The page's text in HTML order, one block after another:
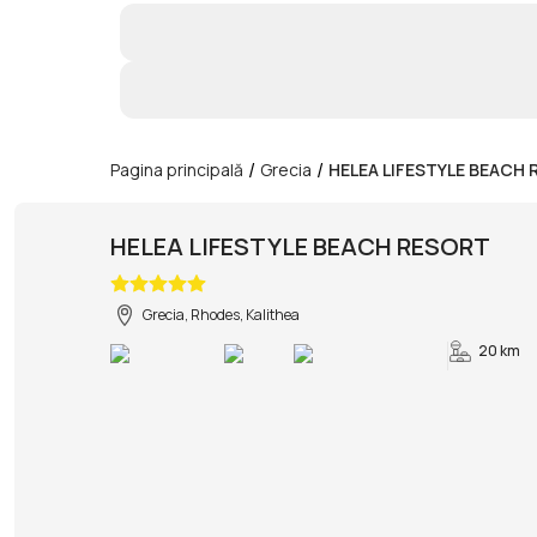
Pagina principală / Grecia / HELEA LIFESTYLE BEACH
HELEA LIFESTYLE BEACH RESORT
Grecia, Rhodes, Kalithea
20 km